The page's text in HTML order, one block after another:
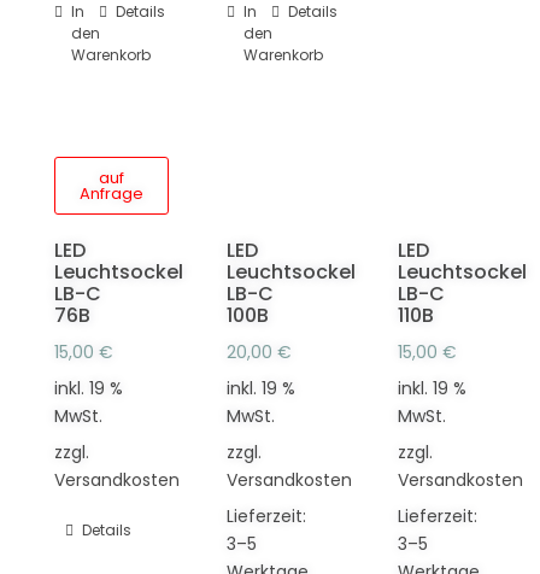
In
den
Warenkorb
Details
In
den
Warenkorb
Details
auf
Anfrage
LED
Leuchtsockel
LB-C
76B
15,00 €
inkl. 19 %
MwSt.
zzgl.
Versandkosten
Details
LED
Leuchtsockel
LB-C
100B
20,00 €
inkl. 19 %
MwSt.
zzgl.
Versandkosten
Lieferzeit:
3–5
LED
Leuchtsockel
LB-C
110B
15,00€
inkl. 19 %
MwSt.
zzgl.
Versandkosten
Lieferzeit:
3–5